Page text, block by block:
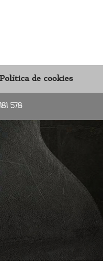
Política de cookies
578